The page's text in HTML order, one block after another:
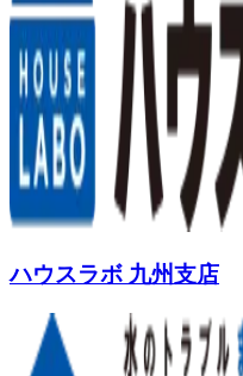
ハウスラボ 九州支店